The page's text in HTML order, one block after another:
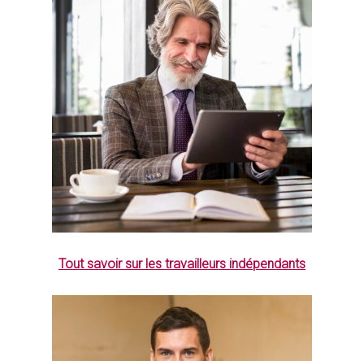
Tout savoir sur les travailleurs indépendants